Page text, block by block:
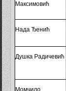
Максимовић
Нада Ђенић
Душка Радичевић
Момчило